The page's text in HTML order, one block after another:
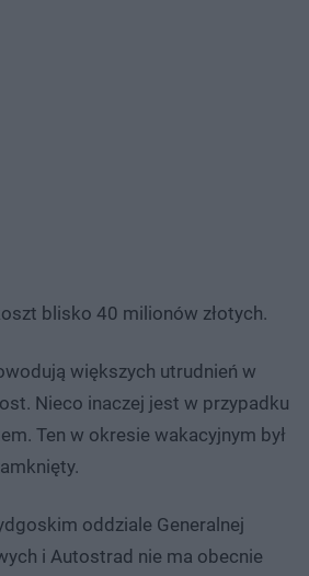
blisko 40 milionów złotych.​
większych utrudnień w
Nieco inaczej jest w przypadku
Ten w okresie wakacyjnym był
oddziale Generalnej
i Autostrad nie ma obecnie